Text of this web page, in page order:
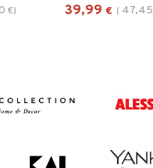
€) 39,99 € ( 47,45